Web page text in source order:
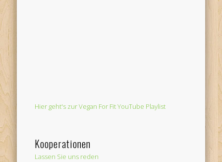
Hier geht's zur Vegan For Fit YouTube Playlist
Kooperationen
Lassen Sie uns reden